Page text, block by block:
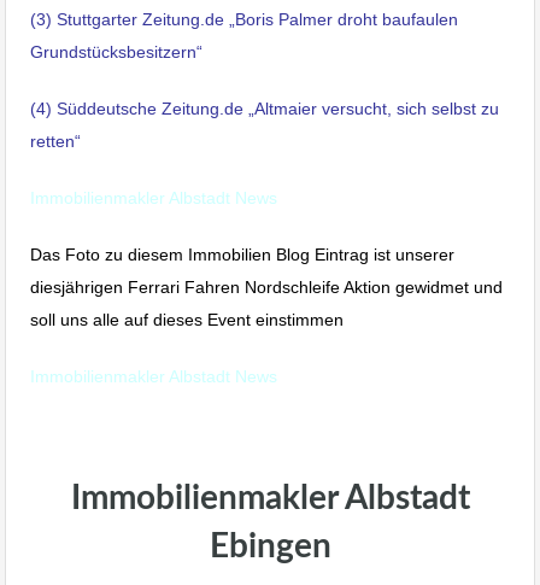
(3) Stuttgarter Zeitung.de „Boris Palmer droht baufaulen
Grundstücksbesitzern“
(4) Süddeutsche Zeitung.de „Altmaier versucht, sich selbst zu
retten“
Immobilienmakler Albstadt News
Das Foto zu diesem Immobilien Blog Eintrag ist unserer
diesjährigen Ferrari Fahren Nordschleife Aktion gewidmet und
soll uns alle auf dieses Event einstimmen
Immobilienmakler Albstadt News
Immobilienmakler Albstadt
Ebingen